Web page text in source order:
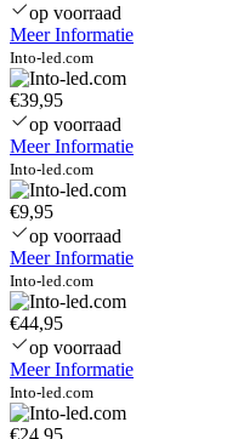
op voorraad
Meer Informatie
Into-led.com
€39,95
op voorraad
Meer Informatie
Into-led.com
€9,95
op voorraad
Meer Informatie
Into-led.com
€44,95
op voorraad
Meer Informatie
Into-led.com
€24,95